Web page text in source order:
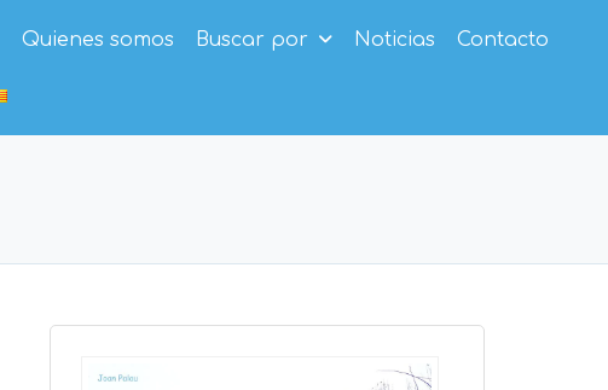
Quienes somos Buscar por Noticias Contacto